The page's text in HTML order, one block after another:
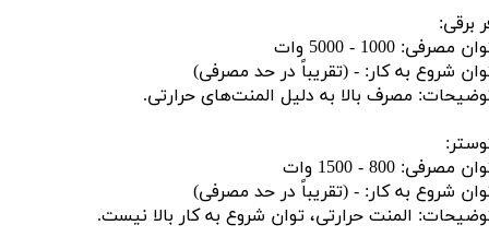
برقی:
مصرفی: 1000 - 5000 وات
شروع به کار: - (تقریباً در حد مصرفی)
مصرف بالا به دلیل المنت‌های حرارتی.
مصرفی: 800 - 1500 وات
شروع به کار: - (تقریباً در حد مصرفی)
المنت حرارتی، توان شروع به کار بالا نیست.